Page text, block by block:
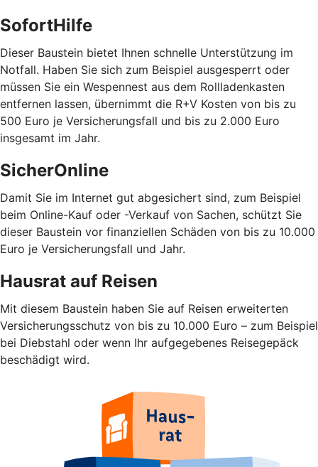
SofortHilfe
Dieser Baustein bietet Ihnen schnelle Unterstützung im
Notfall. Haben Sie sich zum Beispiel ausgesperrt oder
müssen Sie ein Wespennest aus dem Rollladenkasten
entfernen lassen, übernimmt die R+V Kosten von bis zu
500 Euro je Versicherungsfall und bis zu 2.000 Euro
insgesamt im Jahr.
SicherOnline
Damit Sie im Internet gut abgesichert sind, zum Beispiel
beim Online-Kauf oder -Verkauf von Sachen, schützt Sie
dieser Baustein vor finanziellen Schäden von bis zu 10.000
Euro je Versicherungsfall und Jahr.
Hausrat auf Reisen
Mit diesem Baustein haben Sie auf Reisen erweiterten
Versicherungsschutz von bis zu 10.000 Euro – zum Beispiel
bei Diebstahl oder wenn Ihr aufgegebenes Reisegepäck
beschädigt wird.